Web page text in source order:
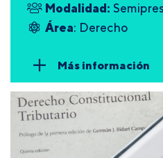
Modalidad:
Área: Derecho
Más información